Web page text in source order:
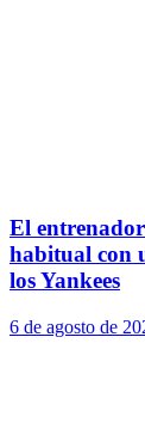
El entrenador
habitual con
los Yankees
6 de agosto de